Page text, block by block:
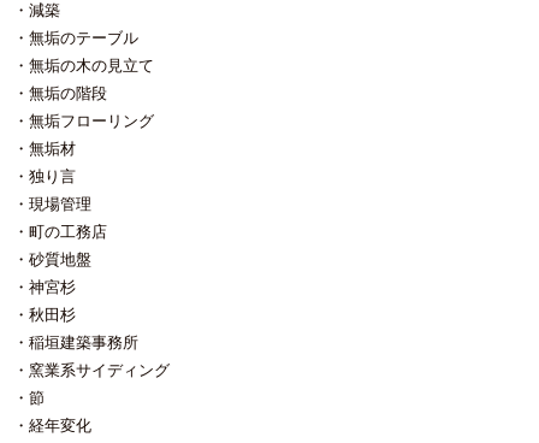
減築
無垢のテーブル
無垢の木の見立て
無垢の階段
無垢フローリング
無垢材
独り言
現場管理
町の工務店
砂質地盤
神宮杉
秋田杉
稲垣建築事務所
窯業系サイディング
節
経年変化